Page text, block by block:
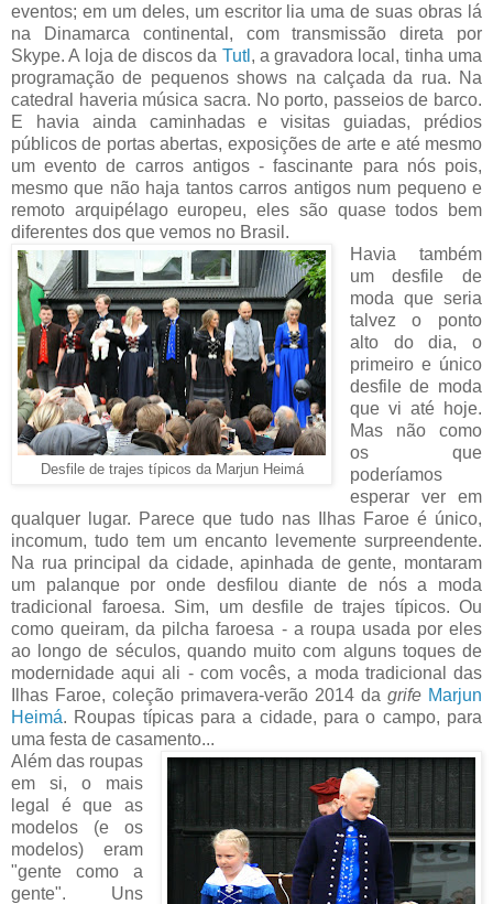
eventos; em um deles, um escritor lia uma de suas obras lá
na Dinamarca continental, com transmissão direta por
Skype. A loja de discos da Tutl , a gravadora local, tinha uma
programação de pequenos shows na calçada da rua. Na
catedral haveria música sacra. No porto, passeios de barco.
E havia ainda caminhadas e visitas guiadas, prédios
públicos de portas abertas, exposições de arte e até mesmo
um evento de carros antigos - fascinante para nós pois,
mesmo que não haja tantos carros antigos num pequeno e
remoto arquipélago europeu, eles são quase todos bem
diferentes dos que vemos no Brasil.
Desfile de trajes típicos da Marjun Heimá
Havia também
um desfile de
moda que seria
talvez o ponto
alto do dia, o
primeiro e único
desfile de moda
que vi até hoje.
Mas não como
os que
poderíamos
esperar ver em
qualquer lugar. Parece que tudo nas Ilhas Faroe é único,
incomum, tudo tem um encanto levemente surpreendente.
Na rua principal da cidade, apinhada de gente, montaram
um palanque por onde desfilou diante de nós a moda
tradicional faroesa. Sim, um desfile de trajes típicos. Ou
como queiram, da pilcha faroesa - a roupa usada por eles
ao longo de séculos, quando muito com alguns toques de
modernidade aqui ali - com vocês, a moda tradicional das
Ilhas Faroe, coleção primavera-verão 2014 da grife Marjun
Heimá. Roupas típicas para a cidade, para o campo, para
uma festa de casamento...
Além das roupas
em si, o mais
legal é que as
modelos (e os
modelos) eram
"gente como a
gente". Uns